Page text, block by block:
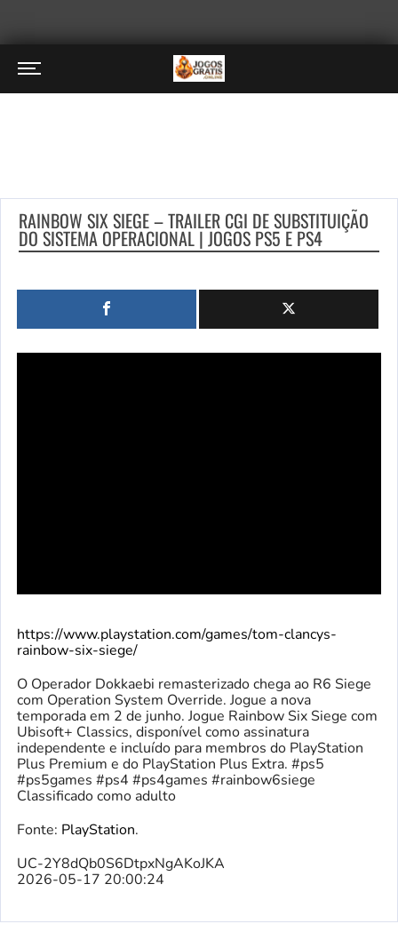
RAINBOW SIX SIEGE – TRAILER CGI DE SUBSTITUIÇÃO
DO SISTEMA OPERACIONAL | JOGOS PS5 E PS4
https://www.playstation.com/games/tom-clancys-
rainbow-six-siege/
O Operador Dokkaebi remasterizado chega ao R6 Siege
com Operation System Override. Jogue a nova
temporada em 2 de junho. Jogue Rainbow Six Siege com
Ubisoft+ Classics, disponível como assinatura
independente e incluído para membros do PlayStation
Plus Premium e do PlayStation Plus Extra. #ps5
#ps5games #ps4 #ps4games #rainbow6siege
Classificado como adulto
Fonte: PlayStation.
UC-2Y8dQb0S6DtpxNgAKoJKA
2026-05-17 20:00:24